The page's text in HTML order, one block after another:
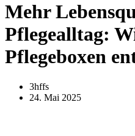
Mehr
Pflegealltag:
Pflegeboxen
3hffs
24. Mai 2025